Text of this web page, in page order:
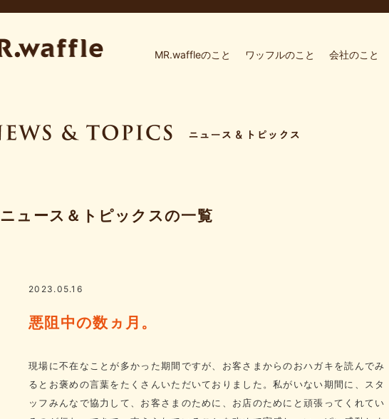
MR.waffleのこと ワッフルのこと 会社のこと
ニュース＆トピックスの一覧
2023.05.16
悪阻中の数ヵ月。
現場に不在なことが多かった期間ですが、お客さまからのおハガキを読んでみ
るとお褒めの言葉をたくさんいただいておりました。私がいない期間に、スタ
ッフみんなで協力して、お客さまのために、お店のためにと頑張ってくれてい